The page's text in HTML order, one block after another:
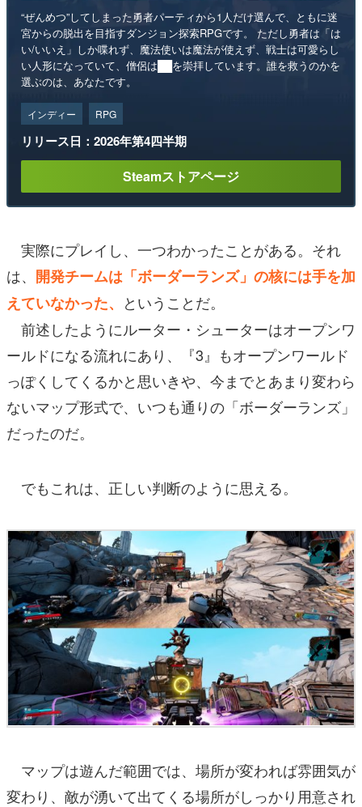
“ぜんめつ”してしまった勇者パーティから1人だけ選んで、ともに迷
宮からの脱出を目指すダンジョン探索RPGです。 ただし勇者は「は
い/いいえ」しか喋れず、魔法使いは魔法が使えず、戦士は可愛らし
い人形になっていて、僧侶は██を崇拝しています。誰を救うのかを
選ぶのは、あなたです。
インディー RPG
リリース日：2026年第4四半期
Steamストアページ
実際にプレイし、一つわかったことがある。それ
は、 開発チームは「ボーダーランズ」の核には手を加
えていなかった、 ということだ。
前述したようにルーター・シューターはオープンワ
ールドになる流れにあり、『3』もオープンワールド
っぽくしてくるかと思いきや、今までとあまり変わら
ないマップ形式で、いつも通りの「ボーダーランズ」
だったのだ。
でもこれは、正しい判断のように思える。
マップは遊んだ範囲では、場所が変われば雰囲気が
変わり、敵が湧いて出てくる場所がしっかり用意され